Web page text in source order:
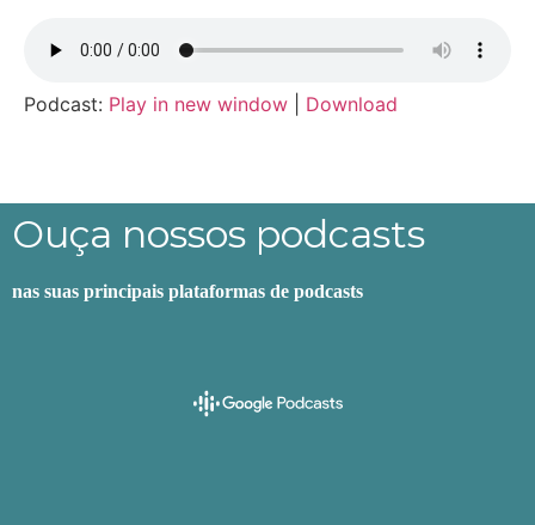
Podcast: Play in new window Download
Ouça nossos podcasts
nas suas principais plataformas de podcasts